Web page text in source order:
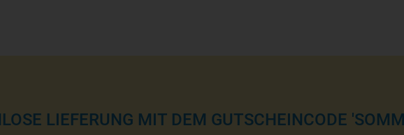
LIEFERUNG MIT DEM GUTSCHEINCODE